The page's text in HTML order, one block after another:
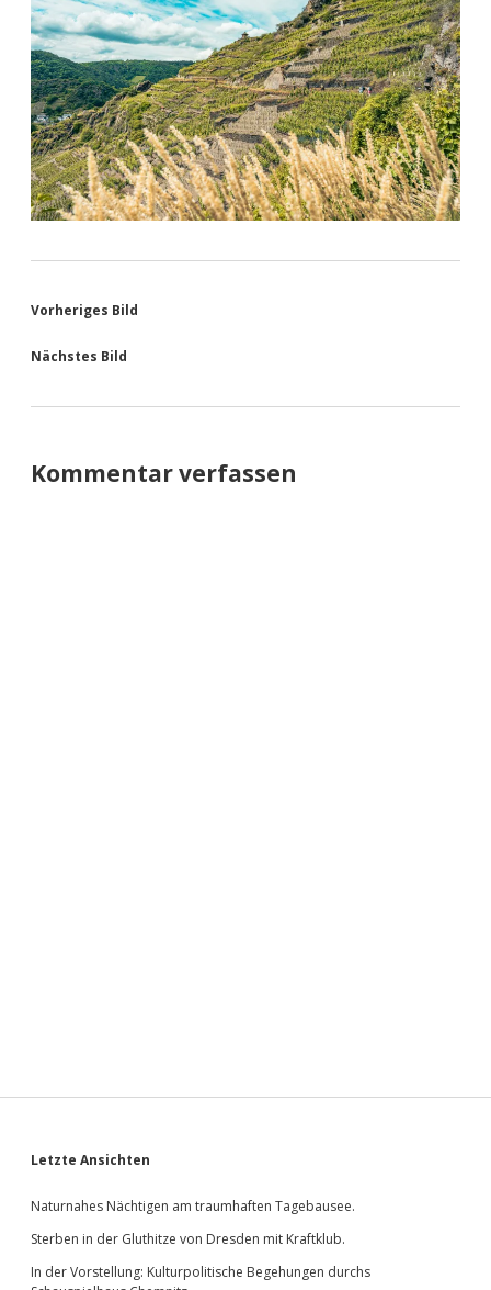
Vorheriges Bild
Nächstes Bild
Kommentar verfassen
Sidebar
Letzte Ansichten
Naturnahes Nächtigen am traumhaften Tagebausee.
Sterben in der Gluthitze von Dresden mit Kraftklub.
In der Vorstellung: Kulturpolitische Begehungen durchs